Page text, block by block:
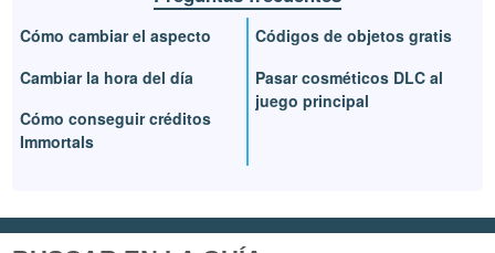
Cómo cambiar el aspecto
Cambiar la hora del día
Cómo conseguir créditos
Immortals
Códigos de objetos gratis
Pasar cosméticos DLC al
juego principal